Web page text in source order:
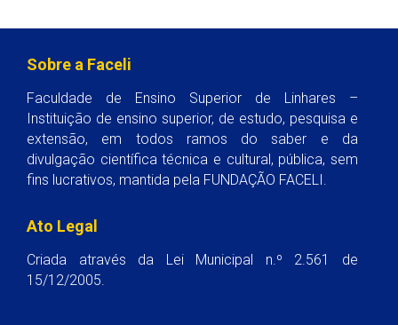
Sobre a Faceli
Faculdade de Ensino Superior de Linhares –
Instituição de ensino superior, de estudo, pesquisa e
extensão, em todos ramos do saber e da
divulgação científica técnica e cultural, pública, sem
fins lucrativos, mantida pela FUNDAÇÃO FACELI.
Ato Legal
Criada através da Lei Municipal n.º 2.561 de
15/12/2005.